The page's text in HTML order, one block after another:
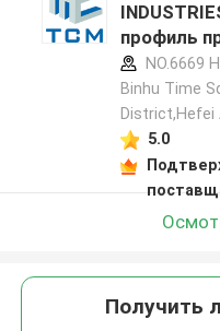
профиль
NO.6669
Binhu Time
District,Hefei
5.0
Получить